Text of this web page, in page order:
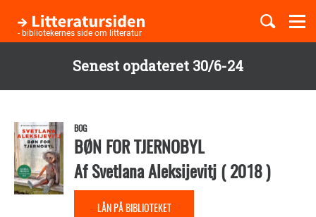
Senest opdateret 30/6-24
hovedindhold
- bibliotekernes side om litteratur
Børnebøger
Temaer
BOG
BØN FOR TJERNOBYL
AfSvetlana Aleksijevitj(2018)
LÅN PÅ BIBLIOTEKET